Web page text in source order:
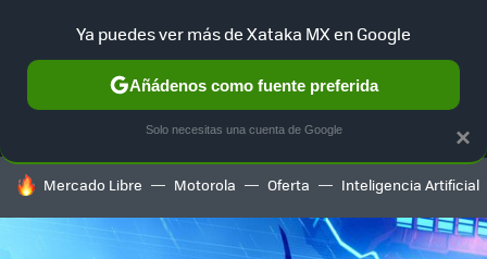
MENÚ NUEVO
GAMING HOME AUTO
HOY SE HABLA DE
Mercado Libre Motorola Oferta Inteligencia Artificial
×
Ya puedes ver más de Xataka MX en Google
Añádenos como fuente preferida
Solo necesitas una cuenta de Google